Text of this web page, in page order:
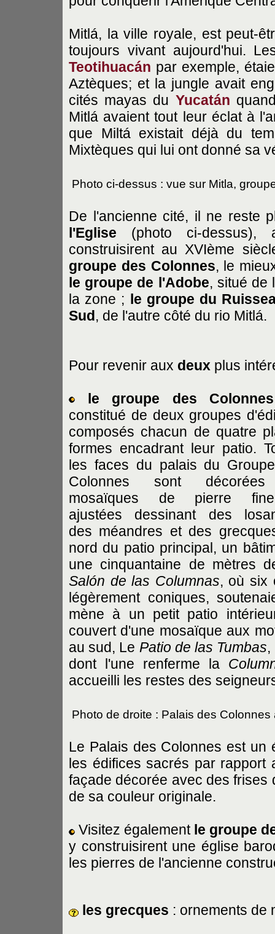
Mitlá, la ville royale, est peut-
toujours vivant aujourd'hui.
Teotihuacán par exemple,
Aztèques; et la jungle avait
cités mayas du Yucatán
Mitlá avaient tout leur éclat à
que Miltá existait déjà du
Mixtèques qui lui ont donné sa
Photo ci-dessus : vue sur Mitla,
De l'ancienne cité, il ne reste
l'Eglise (photo ci-dessus),
construisirent au XVIème
groupe des Colonnes, le
le groupe de l'Adobe, situé de
la zone ; le groupe du
Sud, de l'autre côté du rio Mitlá.
Pour revenir aux deux plus
le groupe des Colonnes
constitué de deux groupes
composés chacun de quatre
formes encadrant leur patio.
les faces du palais du
Colonnes sont
mosaïques de pierre
ajustées dessinant des
des méandres et des
nord du patio principal, un
une cinquantaine de mètres
Salón de las Columnas, où six
légèrement coniques,
mène à un petit patio
couvert d'une mosaïque aux
au sud, Le Patio de las Tumbas,
dont l'une renferme la
accueilli les restes des
Photo de droite : Palais des Colonnes
Le Palais des Colonnes est un
les édifices sacrés par rapport
façade décorée avec des
de sa couleur originale.
Visitez également le groupe
y construisirent une église
les pierres de l'ancienne
les grecques : ornements de